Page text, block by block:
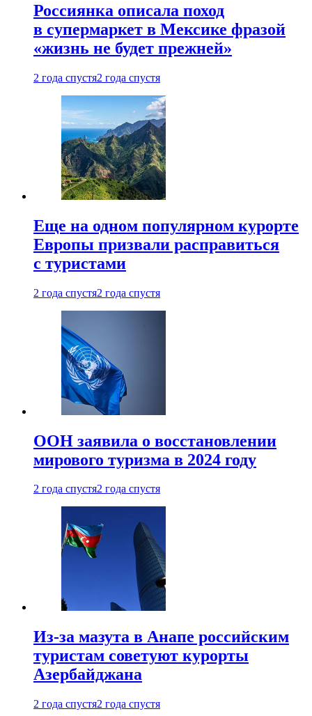
Россиянка описала поход
в супермаркет в Мексике фразой
«жизнь не будет прежней»
2 года спустя2 года спустя
Еще на одном популярном курорте
Европы призвали расправиться
с туристами
2 года спустя2 года спустя
ООН заявила о восстановлении
мирового туризма в 2024 году
2 года спустя2 года спустя
Из-за мазута в Анапе российским
туристам советуют курорты
Азербайджана
2 года спустя2 года спустя